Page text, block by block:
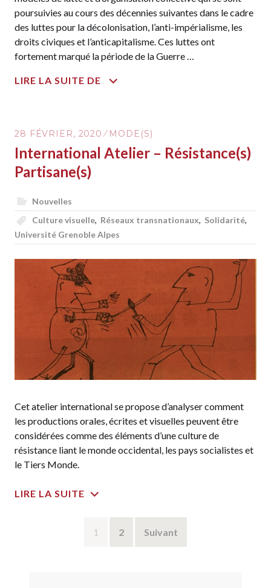
poursuivies au cours des décennies suivantes dans le cadre
des luttes pour la décolonisation, l’anti-impérialisme, les
droits civiques et l’anticapitalisme. Ces luttes ont
fortement marqué la période de la Guerre …
LIRE LA SUITE DE
RÉSISTANCE(S)
BOÎTE
À
DES
CONCEPTS
ET
TRANSNATIONAUX
28 FÉVRIER, 2020 MODE(S)
International Atelier – Résistance(s)
Partisane(s)
Nouvelles
Culture visuelle, Réseaux transnationaux, Solidarité,
Université Grenoble Alpes
Cet atelier international se propose d’analyser comment
les productions orales, écrites et visuelles peuvent être
considérées comme des éléments d’une culture de
résistance liant le monde occidental, les pays socialistes et
le Tiers Monde.
LIRE LA SUITE
Navigation
1 2 Suivant